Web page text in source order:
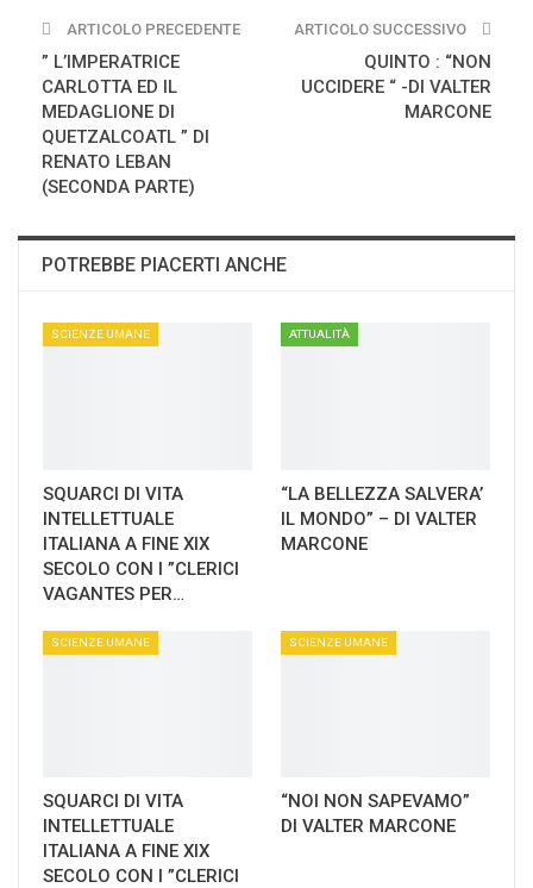
ARTICOLO PRECEDENTE
” L’IMPERATRICE
CARLOTTA ED IL
MEDAGLIONE DI
QUETZALCOATL ” DI
RENATO LEBAN
(SECONDA PARTE)
ARTICOLO SUCCESSIVO
QUINTO : “NON
UCCIDERE “ -DI VALTER
MARCONE
POTREBBE PIACERTI ANCHE
SCIENZE UMANE
SQUARCI DI VITA
INTELLETTUALE
ITALIANA A FINE XIX
SECOLO CON I ”CLERICI
VAGANTES PER…
ATTUALITÀ
“LA BELLEZZA SALVERA’
IL MONDO” – DI VALTER
MARCONE
SCIENZE UMANE
SQUARCI DI VITA
INTELLETTUALE
ITALIANA A FINE XIX
SECOLO CON I ”CLERICI
SCIENZE UMANE
“NOI NON SAPEVAMO”
DI VALTER MARCONE